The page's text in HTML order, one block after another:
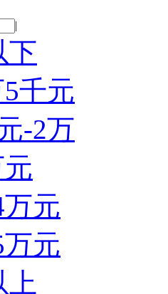
|
下
千元
-2万
元
元
上